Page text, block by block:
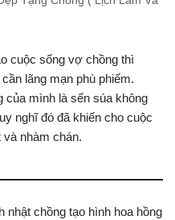
cuộc sống vợ chồng thì
lãng mạn phù phiếm.
của mình là sến súa không
nghĩ đó đã khiến cho cuộc
và nhàm chán.
nhật chồng tạo hình hoa hồng